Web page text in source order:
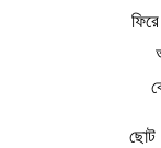
ছোট